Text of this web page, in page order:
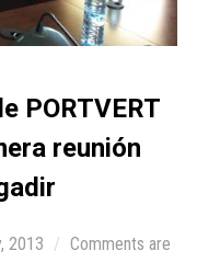
PORTVERT
reunión
2013
Comments are